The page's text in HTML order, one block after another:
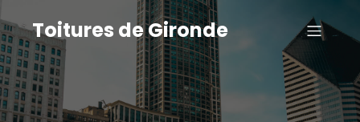
Toitures de Gironde